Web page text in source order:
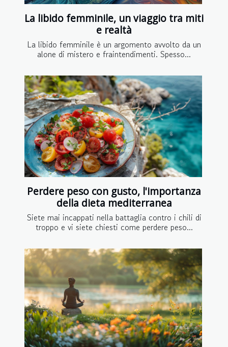
La libido femminile, un viaggio tra miti
e realtà
La libido femminile è un argomento avvolto da un
alone di mistero e fraintendimenti. Spesso...
Perdere peso con gusto, l'importanza
della dieta mediterranea
Siete mai incappati nella battaglia contro i chili di
troppo e vi siete chiesti come perdere peso...